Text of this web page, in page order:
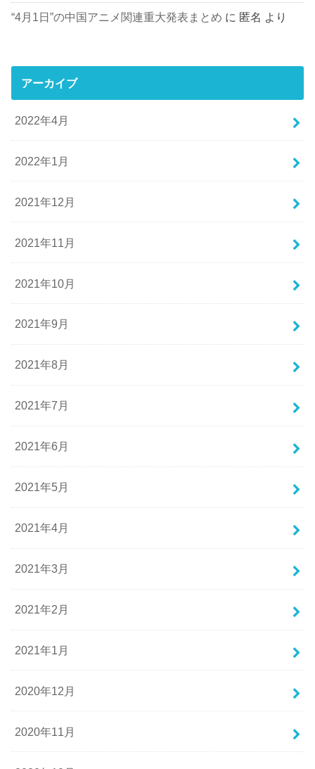
“4月1日”の中国アニメ関連重大発表まとめ に 匿名 より
アーカイブ
2022年4月
2022年1月
2021年12月
2021年11月
2021年10月
2021年9月
2021年8月
2021年7月
2021年6月
2021年5月
2021年4月
2021年3月
2021年2月
2021年1月
2020年12月
2020年11月